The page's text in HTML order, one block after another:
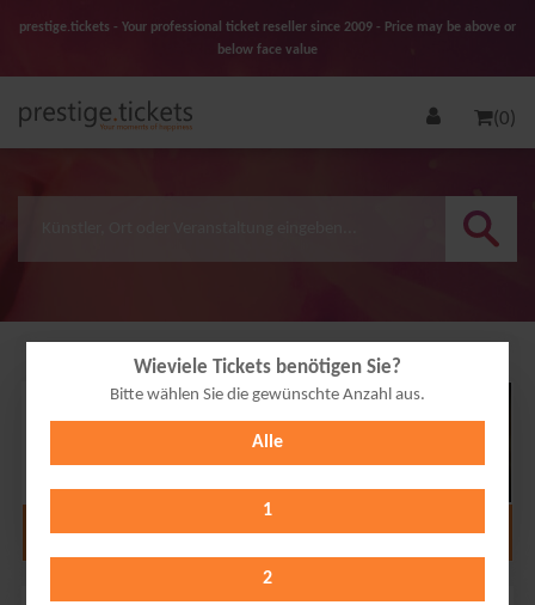
prestige.tickets - Your professional ticket reseller since 2009 - Price may be above or
below face value
(0)
Wieviele Tickets benötigen Sie?
Bitte wählen Sie die gewünschte Anzahl aus.
Alle
1
2
01
Alle Termine anzeigen